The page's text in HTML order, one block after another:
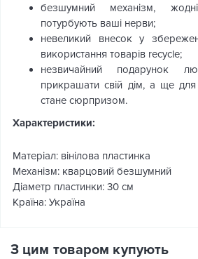
безшумний механізм,
потурбують ваші нерви;
невеликий внесок у
використання товарів recycle;
незвичайний подарунок
прикрашати свій дім, а ще
стане сюрпризом.
Характеристики:
Матеріал: вінілова пластинка
Механізм: кварцовий безшумний
Діаметр пластинки: 30 см
Країна: Україна
З цим товаром купують